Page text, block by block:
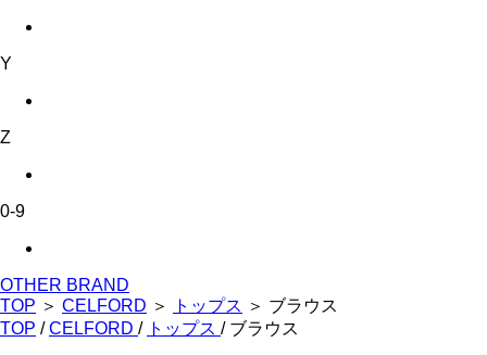
Y
Z
0-9
OTHER BRAND
TOP ＞ CELFORD ＞ トップス ＞ ブラウス
TOP /CELFORD / トップス / ブラウス